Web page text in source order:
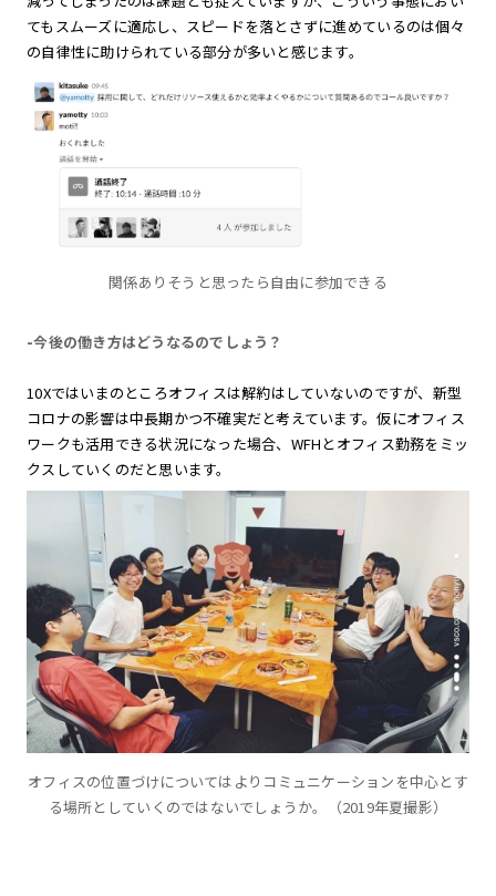
てもスムーズに適応し、スピードを落とさずに進めているのは個々
の自律性に助けられている部分が多いと感じます。
関係ありそうと思ったら自由に参加できる
-今後の働き方はどうなるのでしょう？
10Xではいまのところオフィスは解約はしていないのですが、新型
コロナの影響は中長期かつ不確実だと考えています。仮にオフィス
ワークも活用できる状況になった場合、WFHとオフィス勤務をミッ
クスしていくのだと思います。
オフィスの位置づけについてはよりコミュニケーションを中心とす
る場所としていくのではないでしょうか。（2019年夏撮影）